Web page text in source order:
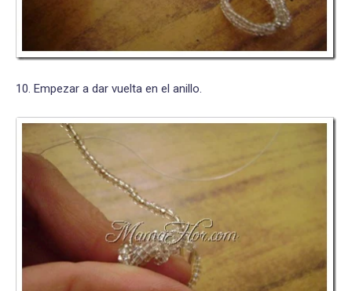
10. Empezar a dar vuelta en el anillo.